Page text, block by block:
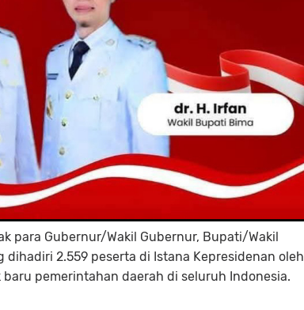
para Gubernur/Wakil Gubernur, Bupati/Wakil
2.559 peserta di Istana Kepresidenan oleh
pemerintahan daerah di seluruh Indonesia.